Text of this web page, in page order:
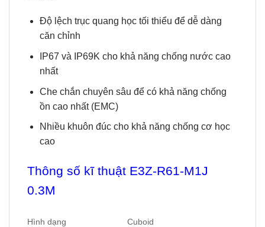
Độ lệch trục quang học tối thiểu để dễ dàng
căn chỉnh
IP67 và IP69K cho khả năng chống nước cao
nhất
Che chắn chuyên sâu để có khả năng chống
ồn cao nhất (EMC)
Nhiều khuôn đúc cho khả năng chống cơ học
cao
Thông số kĩ thuật E3Z-R61-M1J
0.3M
Hình dạng Cuboid